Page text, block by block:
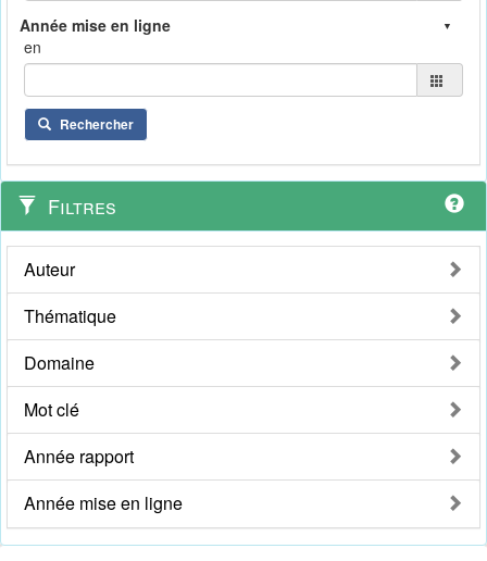
en
Rechercher
Filtres
Auteur
Thématique
Domaine
Mot clé
Année rapport
Année mise en ligne